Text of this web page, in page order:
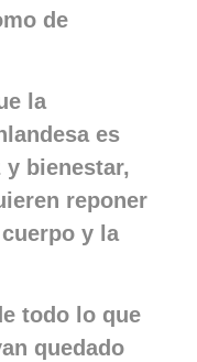
de
la
es
bienestar,
reponer
y la
todo lo que
quedado